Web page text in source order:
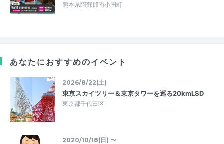
熊本県阿蘇郡南小国町
あなたにおすすめのイベント
2026/8/22(土)
東京スカイツリー＆東京タワーを巡る20kmLSD
東京都千代田区
2020/10/18(日) 〜